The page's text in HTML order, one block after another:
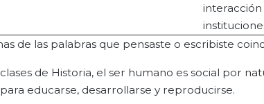
interacción
de las palabras que pensaste o escribiste
de Historia, el ser humano es social por
educarse, desarrollarse y reproducirse.